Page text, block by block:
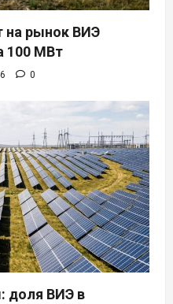
на рынок ВИЭ
100 МВт
0
доля ВИЭ в